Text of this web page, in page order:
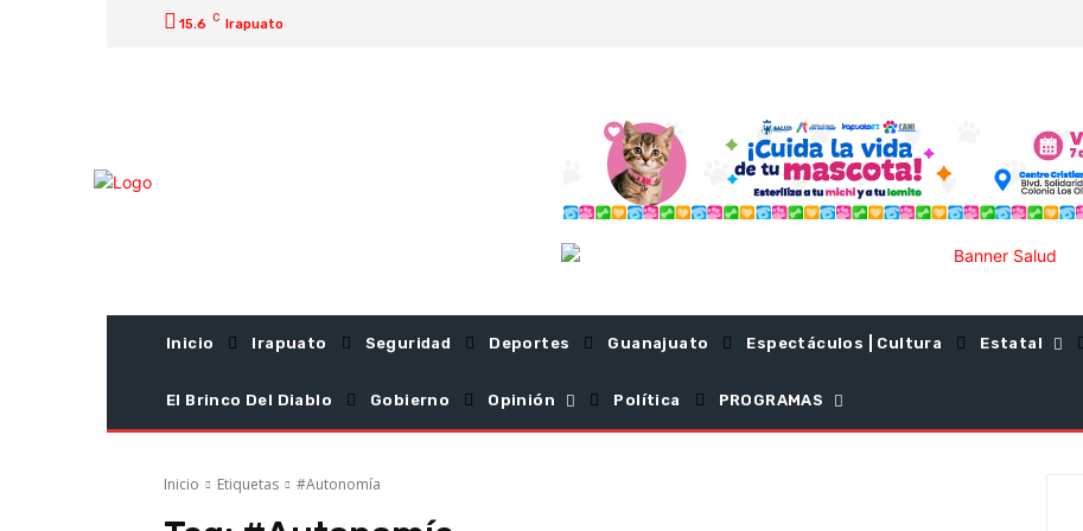
15.6 C Irapuato
Inicio Irapuato Seguridad Deportes Guanajuato Espectáculos | Cultura Estatal
El Brinco Del Diablo Gobierno Opinión Política PROGRAMAS
Inicio Etiquetas #Autonomía